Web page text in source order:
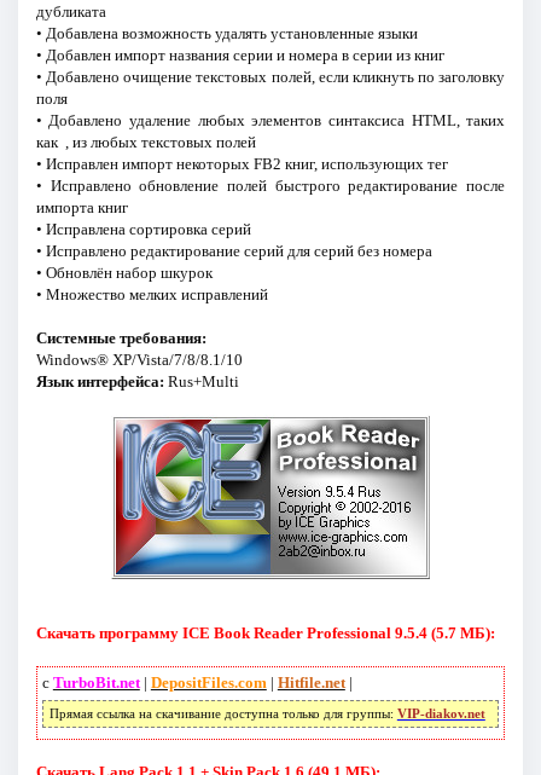
дубликата
• Добавлена возможность удалять установленные языки
• Добавлен импорт названия серии и номера в серии из книг
• Добавлено очищение текстовых полей, если кликнуть по заголовку
поля
• Добавлено удаление любых элементов синтаксиса HTML, таких
как , из любых текстовых полей
• Исправлен импорт некоторых FB2 книг, использующих тег
• Исправлено обновление полей быстрого редактирование после
импорта книг
• Исправлена сортировка серий
• Исправлено редактирование серий для серий без номера
• Обновлён набор шкурок
• Множество мелких исправлений
Системные требования:
Windows® XP/Vista/7/8/8.1/10
Язык интерфейса: Rus+Multi
Скачать программу ICE Book Reader Professional 9.5.4 (5.7 МБ):
с TurboBit.net| DepositFiles.com | Hitfile.net|
Прямая ссылка на скачивание доступна только для группы: VIP-diakov.net